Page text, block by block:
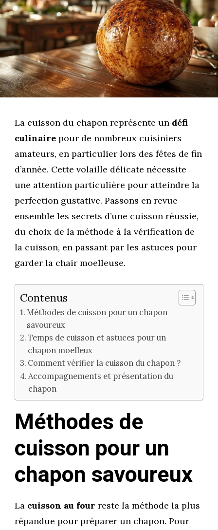
La cuisson du chapon représente un défi
culinaire pour de nombreux cuisiniers
amateurs, en particulier lors des fêtes de fin
d’année. Cette volaille délicate nécessite
une attention particulière pour atteindre la
perfection gustative. Passons en revue
ensemble les secrets d’une cuisson réussie,
du choix de la méthode à la vérification de
la cuisson, en passant par les astuces pour
garder la chair moelleuse.
Contenus
Méthodes de cuisson pour un chapon
savoureux
Temps de cuisson et astuces pour un
chapon moelleux
Comment vérifier la cuisson du chapon ?
Accompagnements et présentation du
chapon
Méthodes de
cuisson pour un
chapon savoureux
La cuisson au four reste la méthode la plus
répandue pour préparer un chapon. Pour